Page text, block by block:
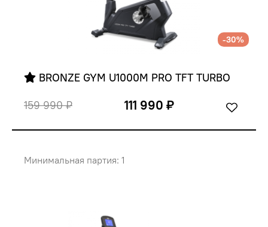
-30%
BRONZE GYM U1000M PRO TFT TURBO
159 990 ₽
111 990 ₽
Минимальная партия: 1